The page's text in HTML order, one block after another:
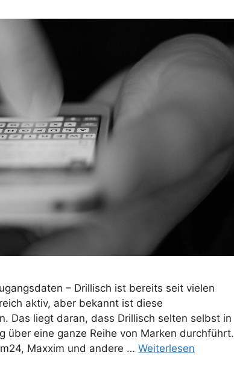
– Drillisch ist bereits seit vielen
aktiv, aber bekannt ist diese
Das liegt daran, dass Drillisch selten selbst in
über eine ganze Reihe von Marken durchführt.
Maxxim und andere … Weiterlesen